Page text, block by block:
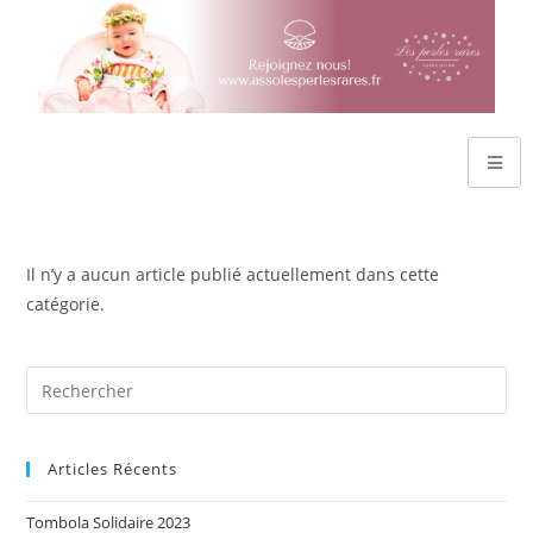
Il n’y a aucun article publié actuellement dans cette
catégorie.
Articles Récents
Tombola Solidaire 2023